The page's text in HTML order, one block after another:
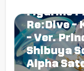
Figurine
Re:Dive -
- Ver.
Shibuya
Alpha